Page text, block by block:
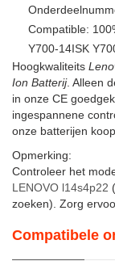
Compatible:
Y700-14ISK
Hoogkwaliteits
Ion Batterij. Alleen
in onze CE
ingespannene
onze batterijen
Opmerking:
Controleer het
LENOVO l14s4p22
zoeken). Zorg
Compatibele